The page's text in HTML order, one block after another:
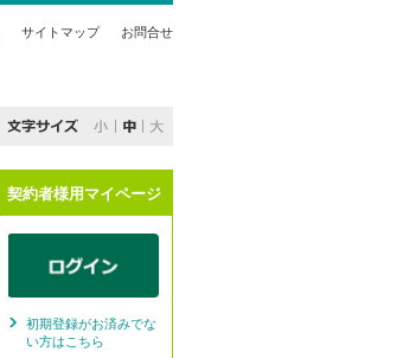
サイトマップ お問合せ
契約者様用マイページ
初期登録がお済みでな
い方はこちら